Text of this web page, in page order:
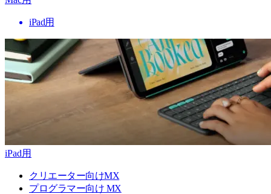
iPad用
iPad用
クリエーター向けMX
プログラマー向け MX